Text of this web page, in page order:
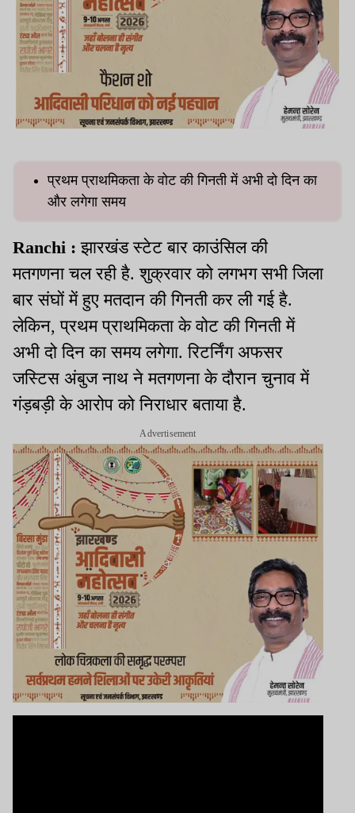
प्रथम प्राथमिकता के वोट की गिनती में अभी दो दिन का
और लगेगा समय
Ranchi : झारखंड स्टेट बार काउंसिल की
मतगणना चल रही है. शुक्रवार को लगभग सभी जिला
बार संघों में हुए मतदान की गिनती कर ली गई है.
लेकिन, प्रथम प्राथमिकता के वोट की गिनती में
अभी दो दिन का समय लगेगा. रिटर्निंग अफसर
जस्टिस अंबुज नाथ ने मतगणना के दौरान चुनाव में
गंड़बड़ी के आरोप को निराधार बताया है.
Advertisement